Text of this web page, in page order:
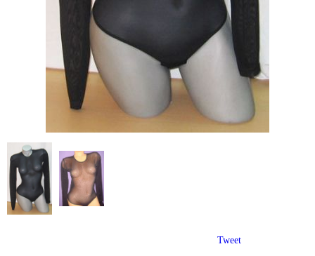
Tweet